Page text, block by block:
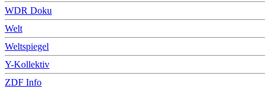
WDR Doku
Welt
Weltspiegel
Y-Kollektiv
ZDF Info